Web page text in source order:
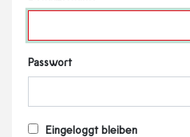
Passwort
Eingeloggt bleiben